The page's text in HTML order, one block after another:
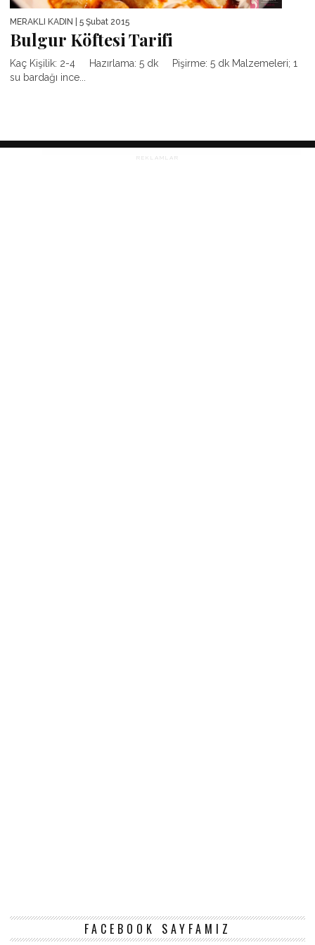
MERAKLI KADIN | 5 Şubat 2015
Bulgur Köftesi Tarifi
Kaç Kişilik: 2-4 Hazırlama: 5 dk Pişirme: 5 dk Malzemeleri; 1
su bardağı ince...
REKLAMLAR
FACEBOOK SAYFAMIZ